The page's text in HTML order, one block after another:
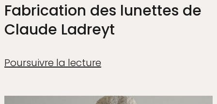
Fabrication des lunettes de
Claude Ladreyt
Poursuivre la lecture